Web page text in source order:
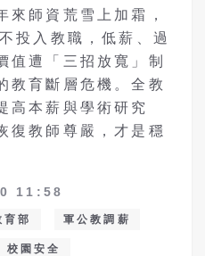
來師資荒雪上加霜，
投入教職，低薪、過
值遭「三招放寬」制
教育斷層危機。全教
高本薪與學術研究
復教師尊嚴，才是穩
11:58
育部 軍公教調薪
校園安全